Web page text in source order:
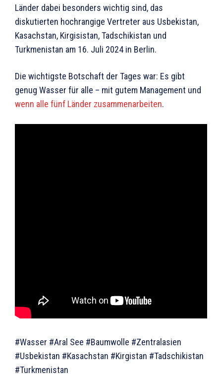
Länder dabei besonders wichtig sind, das
diskutierten hochrangige Vertreter aus Usbekistan,
Kasachstan, Kirgisistan, Tadschikistan und
Turkmenistan am 16. Juli 2024 in Berlin.
Die wichtigste Botschaft der Tages war: Es gibt
genug Wasser für alle – mit gutem Management und
wenn alle fünf Länder zusammenarbeiten.
#Wasser #Aral See #Baumwolle #Zentralasien
#Usbekistan #Kasachstan #Kirgistan #Tadschikistan
#Turkmenistan